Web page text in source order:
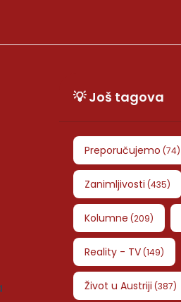
💡 Još tagova
Preporučujemo (74)
Zanimljivosti (435)
Kolumne (209)
Reality - TV(149)
Život u Austriji (387)